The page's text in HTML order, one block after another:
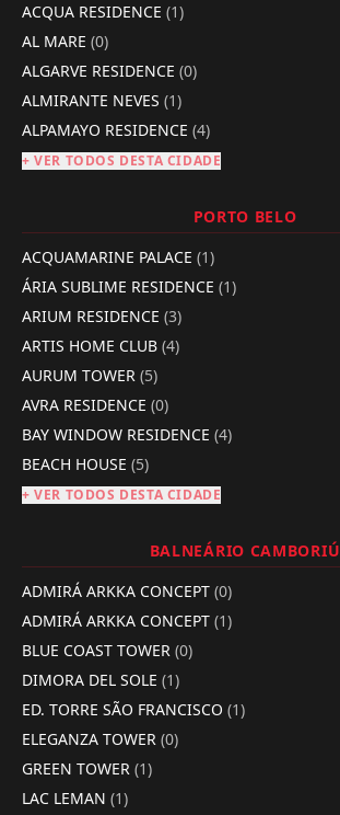
ACQUA RESIDENCE (1)
AL MARE (0)
ALGARVE RESIDENCE (0)
ALMIRANTE NEVES (1)
ALPAMAYO RESIDENCE (4)
+ VER TODOS DESTA CIDADE
PORTO BELO
ACQUAMARINE PALACE (1)
ÁRIA SUBLIME RESIDENCE (1)
ARIUM RESIDENCE (3)
ARTIS HOME CLUB (4)
AURUM TOWER (5)
AVRA RESIDENCE (0)
BAY WINDOW RESIDENCE (4)
BEACH HOUSE (5)
+ VER TODOS DESTA CIDADE
BALNEÁRIO CAMBORIÚ
ADMIRÁ ARKKA CONCEPT (0)
ADMIRÁ ARKKA CONCEPT (1)
BLUE COAST TOWER (0)
DIMORA DEL SOLE (1)
ED. TORRE SÃO FRANCISCO (1)
ELEGANZA TOWER (0)
GREEN TOWER (1)
LAC LEMAN (1)